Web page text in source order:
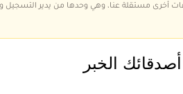
جهات أخرى مستقلة عنا، وهي وحدها من يدير
الخبر